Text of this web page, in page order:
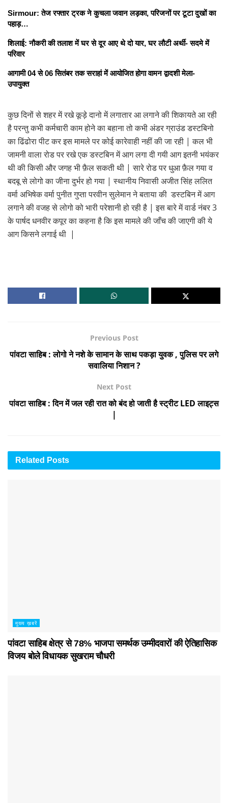
Sirmour: तेज रफ्तार ट्रक ने कुचला जवान लड़का, परिजनों पर टूटा दुखों का
पहाड़…
शिलाई: नौकरी की तलाश में घर से दूर आए थे दो यार, घर लौटी अर्थी- सदमे में
परिवार
आगामी 04 से 06 सितंबर तक सराहां में आयोजित होगा वामन द्वादशी मेला-
उपायुक्त
कुछ दिनों से शहर में रखे कूड़े दानो में लगातार आ लगाने की शिकायते आ रही
है परन्तु कभी कर्मचारी काम होने का बहाना तो कभी अंडर ग्राउंड डस्टबिनो
का ढिंढोरा पीट कर इस मामले पर कोई कारेवाही नहीं की जा रही | कल भी
जामनी वाला रोड पर रखे एक डस्टबिन में आग लगा दी गयी आग इतनी भयंकर
थी की किसी और जगह भी फ़ैल सकती थी | सारे रोड पर धुआ फ़ैल गया व
बदबू से लोगो का जीना दुर्भर हो गया | स्थानीय निवासी अजीत सिंह ललित
वर्मा अभिषेक वर्मा पुनीत गुप्ता परवीन सुलेमान ने बताया की डस्टबिन में आग
लगाने की वजह से लोगो को भारी परेशानी हो रही है | इस बारे में वार्ड नंबर 3
के पार्षद धनवीर कपूर का कहना है कि इस मामले की जाँच की जाएगी की ये
आग किसने लगाई थी |
Previous Post
पांवटा साहिब : लोगो ने नशे के सामान के साथ पकड़ा युवक , पुलिस पर लगे
सवालिया निशान ?
Next Post
पांवटा साहिब : दिन में जल रही रात को बंद हो जाती है स्ट्रीट LED लाइट्स
|
Related Posts
मुख्य ख़बरें
पांवटा साहिब क्षेत्र से 78% भाजपा समर्थक उम्मीदवारों की ऐतिहासिक
विजय बोले विधायक सुखराम चौधरी